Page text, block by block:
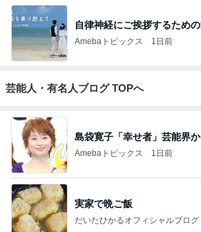
自律神経にご挨拶するため
Amebaトピックス 1日前
芸能人・有名人ブログ TOPへ
島袋寛子「幸せ者」芸能界
Amebaトピックス 1日前
実家で晩ご飯
だいたひかるオフィシャルブログ